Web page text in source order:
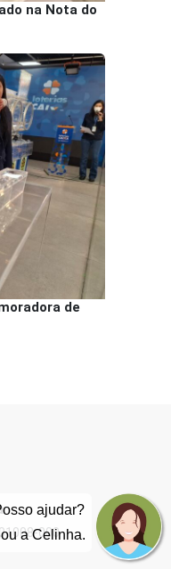
na Nota do
de
000
ajudar?
a Celinha.